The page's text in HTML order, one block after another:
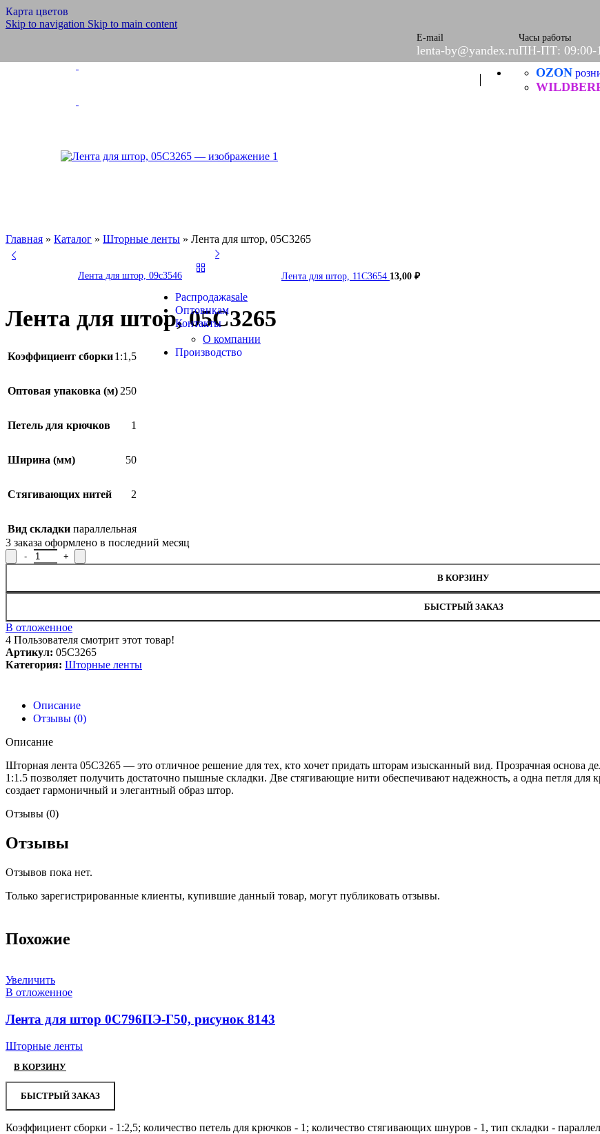
Карта цветов
Skip to navigation Skip to main content
E-mail
lenta-by@yandex.ru
Часы работы
ПН-ПТ: 09:00-
Шнуры
Силовые структуры
Готовые изделия
Ножницы и нитки
Ножницы
Инновации
Продукция из арамидных нитей
Распродажаsale
Оптовикам
Контакты
О компании
Производство
OZON
Главная » Каталог » Шторные ленты » Лента для штор, 05С3265
Лента для штор, 09с3546 Лента для штор, 11С3654 13,00 ₽
Лента для штор, 05С3265
Коэффициент сборки1:1,5
Оптовая упаковка (м) 250
Петель для крючков 1
Ширина (мм) 50
Стягивающих нитей 2
Вид складки параллельная
3 заказа оформлено в последний месяц
Количество товара Лента для штор, 05С3265
В КОРЗИНУ
БЫСТРЫЙ ЗАКАЗ
В отложенное
4 Пользователя смотрит этот товар!
Артикул: 05С3265
Категория: Шторные ленты
Описание
Отзывы (0)
Описание
Шторная лента 05С3265 — это отличное решение для тех, кто хочет придать шторам изысканный вид. Прозрачная основа
1:1.5 позволяет получить достаточно пышные складки. Две стягивающие нити обеспечивают надежность, а одна петля для
создает гармоничный и элегантный образ штор.
Отзывы (0)
Отзывы
Отзывов пока нет.
Только зарегистрированные клиенты, купившие данный товар, могут публиковать отзывы.
Похожие
Увеличить
В отложенное
Лента для штор 0С796ПЭ-Г50, рисунок 8143
Шторные ленты
В КОРЗИНУ
БЫСТРЫЙ ЗАКАЗ
Коэффициент сборки - 1:2,5; количество петель для крючков - 1; количество стягивающих шнуров - 1, тип складки -